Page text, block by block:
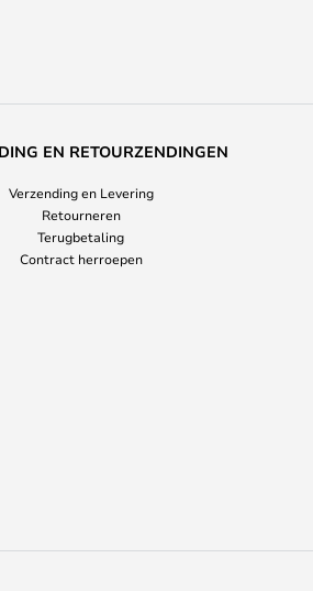
EN RETOURZENDINGEN
Verzending en Levering
Retourneren
Terugbetaling
Contract herroepen